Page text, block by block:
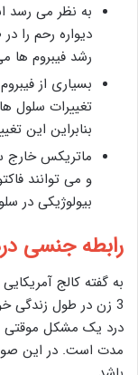
به نظر می رسد
دیواره رحم را
رشد فیبروم ها
بسیاری از
تغییرات سلول
بنابراین این
ماتریکس خارج
و می توانند
بیولوژیکی در
رابطه جنسی
3 زن در طول زندگی
درد یک مشکل موقتی
مدت است. در این